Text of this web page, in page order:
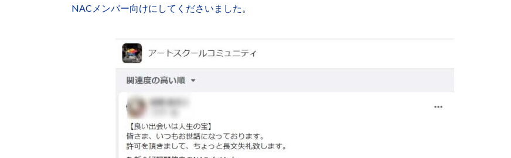
NACメンバー向けにしてくださいました。